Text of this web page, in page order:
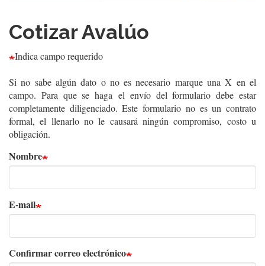
Cotizar Avalúo
Indica campo requerido
Si no sabe algún dato o no es necesario marque una X en el
campo. Para que se haga el envío del formulario debe estar
completamente diligenciado. Este formulario no es un contrato
formal, el llenarlo no le causará ningún compromiso, costo u
obligación.
Nombre
E-
mail
E-mail
Confirmar correo electrónico